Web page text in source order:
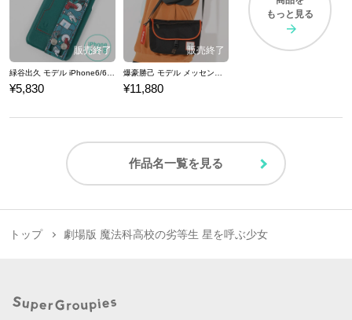
¥5,830 ¥11,880
もっと見る
作品名一覧を見る
トップ 劇場版 魔法科高校の劣等生 星を呼ぶ少女